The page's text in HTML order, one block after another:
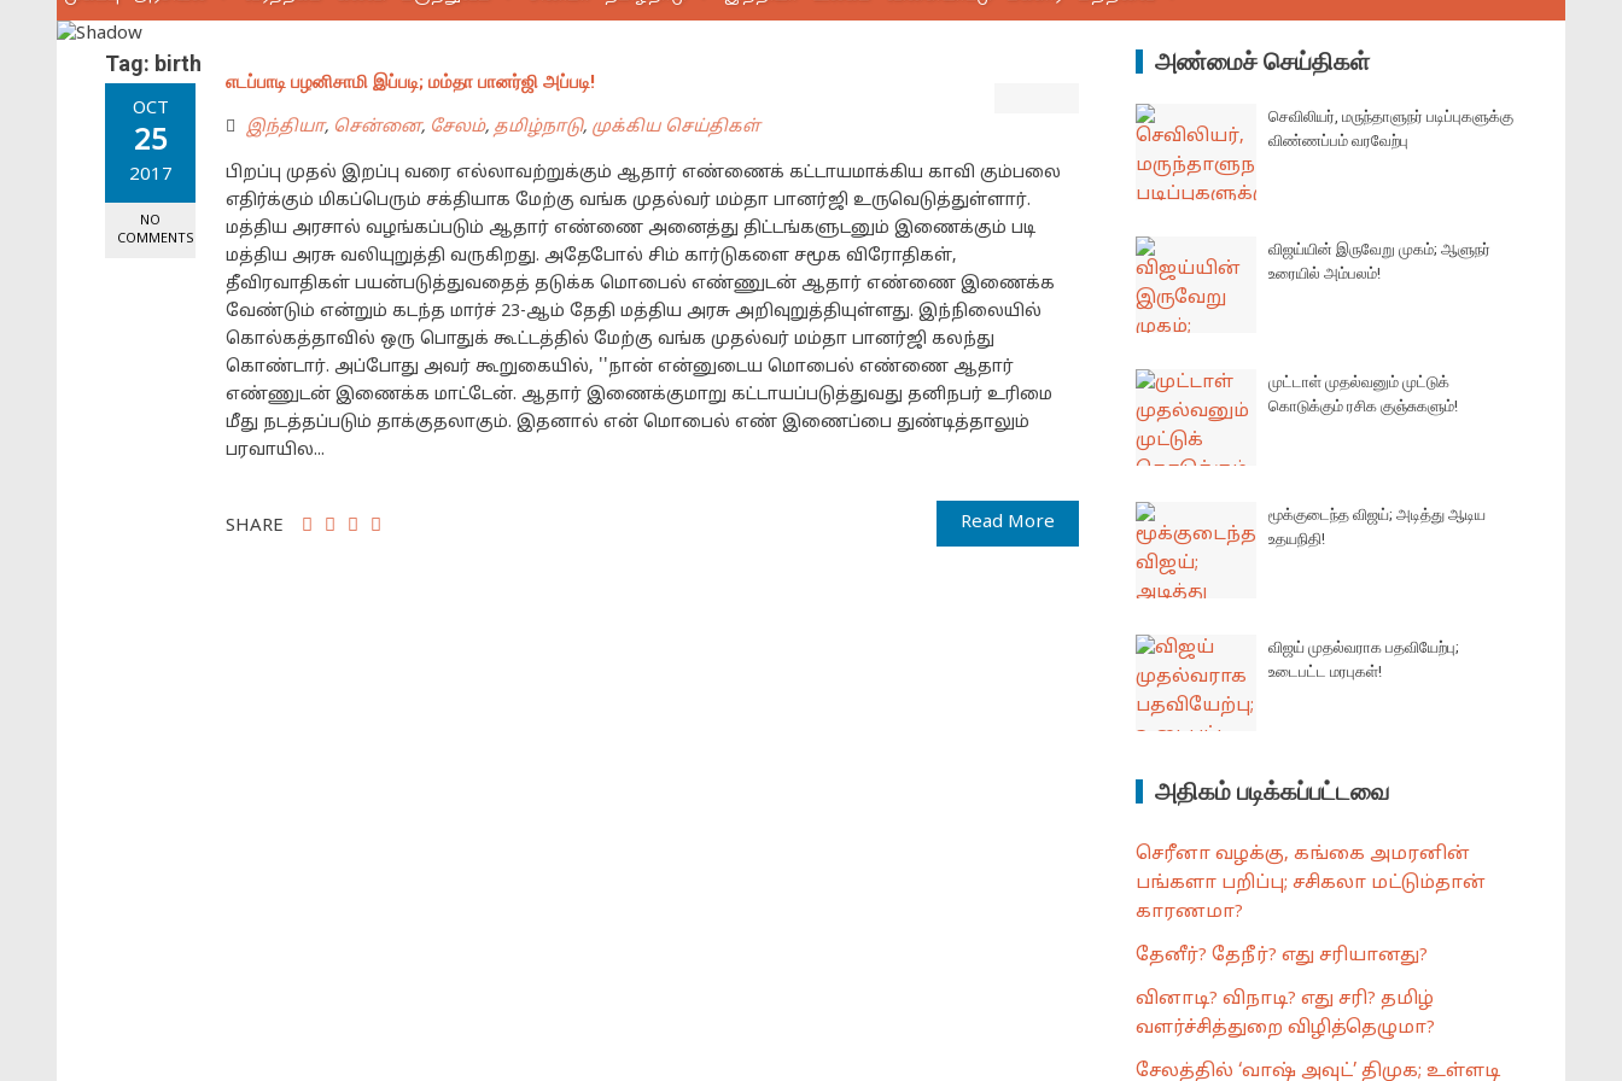
Tag: birth
OCT
25
2017
NO
COMMENTS
எடப்பாடி பழனிசாமி இப்படி; மம்தா பானர்ஜி அப்படி!
இந்தியா, சென்னை, சேலம், தமிழ்நாடு, முக்கிய செய்திகள்
பிறப்பு முதல் இறப்பு வரை எல்லாவற்றுக்கும் ஆதார் எண்ணைக் கட்டாயமாக்கிய காவி கும்பலை
எதிர்க்கும் மிகப்பெரும் சக்தியாக மேற்கு வங்க முதல்வர் மம்தா பானர்ஜி உருவெடுத்துள்ளார்.
மத்திய அரசால் வழங்கப்படும் ஆதார் எண்ணை அனைத்து திட்டங்களுடனும் இணைக்கும் படி
மத்திய அரசு வலியுறுத்தி வருகிறது. அதேபோல் சிம் கார்டுகளை சமூக விரோதிகள்,
தீவிரவாதிகள் பயன்படுத்துவதைத் தடுக்க மொபைல் எண்ணுடன் ஆதார் எண்ணை இணைக்க
வேண்டும் என்றும் கடந்த மார்ச் 23-ஆம் தேதி மத்திய அரசு அறிவுறுத்தியுள்ளது. இந்நிலையில்
கொல்கத்தாவில் ஒரு பொதுக் கூட்டத்தில் மேற்கு வங்க முதல்வர் மம்தா பானர்ஜி கலந்து
கொண்டார். அப்போது அவர் கூறுகையில், ''நான் என்னுடைய மொபைல் எண்ணை ஆதார்
எண்ணுடன் இணைக்க மாட்டேன். ஆதார் இணைக்குமாறு கட்டாயப்படுத்துவது தனிநபர் உரிமை
மீது நடத்தப்படும் தாக்குதலாகும். இதனால் என் மொபைல் எண் இணைப்பை துண்டித்தாலும்
பரவாயில...
Read More
SHARE
அண்மைச் செய்திகள்
செவிலியர், மருந்தாளுநர் படிப்புகளுக்கு
விண்ணப்பம் வரவேற்பு
விஜய்யின் இருவேறு முகம்; ஆளுநர்
உரையில் அம்பலம்!
முட்டாள் முதல்வனும் முட்டுக்
கொடுக்கும் ரசிக குஞ்சுகளும்!
மூக்குடைந்த விஜய்; அடித்து ஆடிய
உதயநிதி!
விஜய் முதல்வராக பதவியேற்பு;
உடைபட்ட மரபுகள்!
அதிகம் படிக்கப்பட்டவை
செரீனா வழக்கு, கங்கை அமரனின்
பங்களா பறிப்பு; சசிகலா மட்டும்தான்
காரணமா?
தேனீர்? தேநீர்? எது சரியானது?
வினாடி? விநாடி? எது சரி? தமிழ்
வளர்ச்சித்துறை விழித்தெழுமா?
சேலத்தில் ‘வாஷ் அவுட்’ திமுக; உள்ளடி